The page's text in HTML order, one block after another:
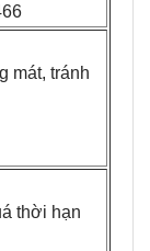
mát, tránh
thời hạn